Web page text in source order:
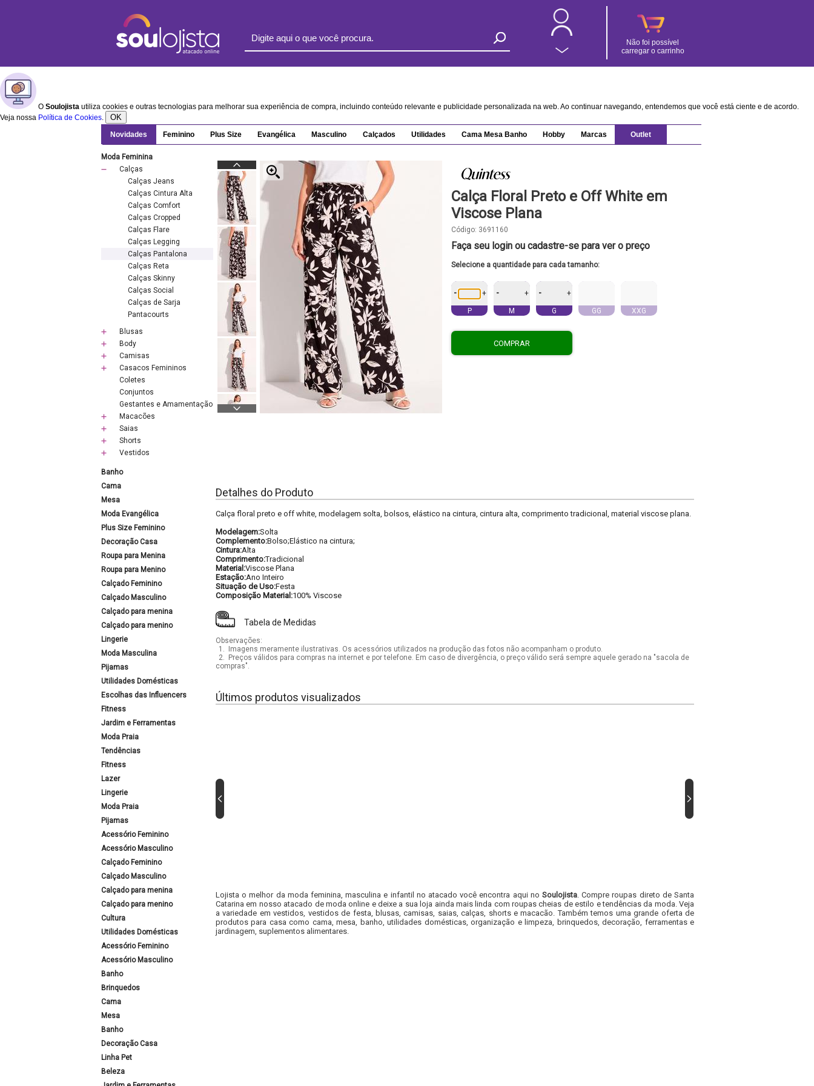
Não foi possível
carregar o carrinho
O Soulojista utiliza cookies e outras tecnologias para melhorar sua experiência de compra, incluindo conteúdo relevante e publicidade personalizada na web. Ao continuar navegando, entendemos que você está ciente e de acordo.
Veja nossa Política de Cookies. OK
Novidades Feminino Plus Size Evangélica Masculino Calçados Utilidades Cama Mesa Banho Hobby Marcas Outlet
Moda Feminina
Calças
Calças Jeans
Calças Cintura Alta
Calças Comfort
Calças Cropped
Calças Flare
Calças Legging
Calças Pantalona
Calças Reta
Calças Skinny
Calças Social
Calças de Sarja
Pantacourts
Blusas
Body
Camisas
Casacos Femininos
Coletes
Conjuntos
Gestantes e Amamentação
Macacões
Saias
Shorts
Vestidos
Banho
Cama
Mesa
Moda Evangélica
Plus Size Feminino
Decoração Casa
Roupa para Menina
Roupa para Menino
Calçado Feminino
Calçado Masculino
Calçado para menina
Calçado para menino
Lingerie
Moda Masculina
Pijamas
Utilidades Domésticas
Escolhas das Influencers
Fitness
Jardim e Ferramentas
Moda Praia
Tendências
Fitness
Lazer
Lingerie
Moda Praia
Pijamas
Acessório Feminino
Acessório Masculino
Calçado Feminino
Calçado Masculino
Calçado para menina
Calçado para menino
Cultura
Utilidades Domésticas
Acessório Feminino
Acessório Masculino
Banho
Brinquedos
Cama
Mesa
Banho
Decoração Casa
Linha Pet
Beleza
Calça Floral Preto e Off White em
Viscose Plana
Código: 3691160
Faça seu login ou cadastre-se para ver o preço
Selecione a quantidade para cada tamanho:
- +
P
- +
M
- +
G GG XXG
COMPRAR
Detalhes do Produto
Calça floral preto e off white, modelagem solta, bolsos, elástico na cintura, cintura alta, comprimento tradicional, material viscose plana.
Modelagem:Solta
Complemento:Bolso;Elástico na cintura;
Cintura:Alta
Comprimento:Tradicional
Material:Viscose Plana
Estação:Ano Inteiro
Situação de Uso:Festa
Composição Material:100% Viscose
Tabela de Medidas
Observações:
1.
Imagens meramente ilustrativas. Os acessórios utilizados na produção das fotos não acompanham o produto.
2.
Preços válidos para compras na internet e por telefone. Em caso de divergência, o preço válido será sempre aquele gerado na "sacola de
compras".
Últimos produtos visualizados
Lojista o melhor da moda feminina, masculina e infantil no atacado você encontra aqui no Soulojista. Compre roupas direto de Santa
Catarina em nosso atacado de moda online e deixe a sua loja ainda mais linda com roupas cheias de estilo e tendências da moda. Veja
a variedade em vestidos, vestidos de festa, blusas, camisas, saias, calças, shorts e macacão. Também temos uma grande oferta de
produtos para casa como cama, mesa, banho, utilidades domésticas, organização e limpeza, brinquedos, decoração, ferramentas e
jardinagem, suplementos alimentares.